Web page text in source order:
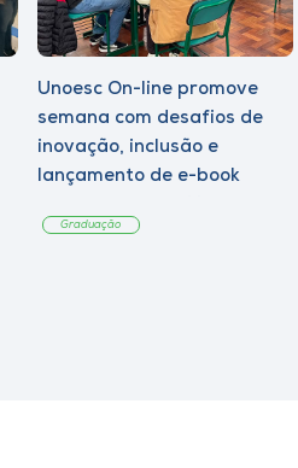
Unoesc On-line promove
semana com desafios de
inovação, inclusão e
lançamento de e-book
Graduação